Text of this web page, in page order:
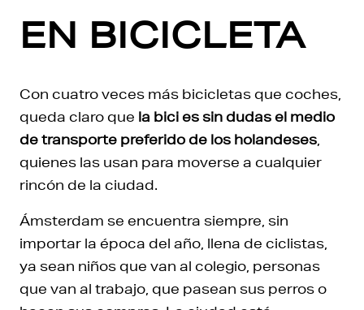
EN BICICLETA
Con cuatro veces más bicicletas que coches,
queda claro que la bici es sin dudas el medio
de transporte preferido de los holandeses
quienes las usan para moverse a cualquier
rincón de la ciudad.
Ámsterdam se encuentra siempre, sin
importar la época del año, llena de ciclistas,
ya sean niños que van al colegio, personas
que van al trabajo, que pasean sus perros o